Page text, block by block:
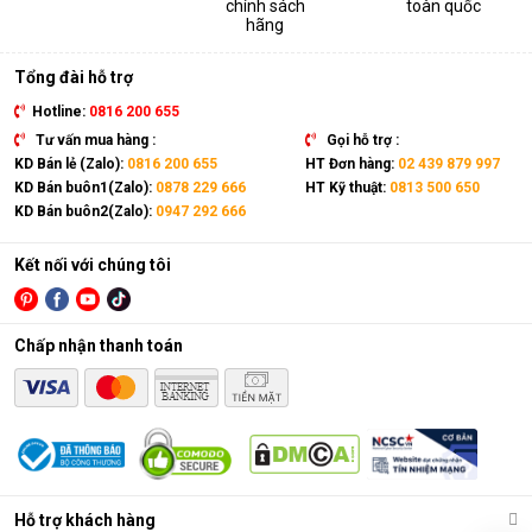
thiết bị. Sản phẩm có kích thước gọn nhẹ, kết hợp cùng bánh
xe và tay cầm nên có thể dễ dàng di chuyển tới mọi vị trí trong
Điều hòa di động là gì?
Các chức năng chính của máy bao gồm: Làm lạnh, quạt gió,
chính sách
hãng
toàn quốc
Tổng đài hỗ trợ
Hotline: 0816 200 655
Tư vấn mua hàng :
KD Bán lẻ (Zalo): 0816 200 655
KD Bán buôn1(Zalo): 0878 229 666
KD Bán buôn2(Zalo): 0947 292 666
Gọi hỗ trợ :
HT Đơn hàng: 02 439 879 997
HT Kỹ thuật: 0813 500 650
Hỗ trợ khách hàng
Kết nối với chúng tôi
Chấp nhận thanh toán